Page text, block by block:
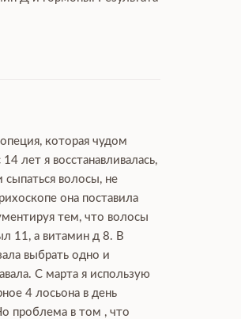
которая чудом
лет я восстанавливалась,
сыпаться волосы, не
она поставила
тем, что волосы
11, а витамин д 8. В
выбрать одно и
С марта я использую
4 лосьона в день
проблема в том , что